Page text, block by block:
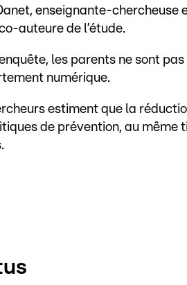
enseignante-chercheuse
auteure de l’étude.
les parents ne sont
numérique.
estiment que la
de prévention, au même